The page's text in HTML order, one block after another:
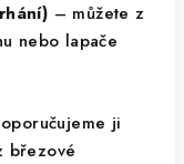
– můžete z
nebo lapače
ji
březové